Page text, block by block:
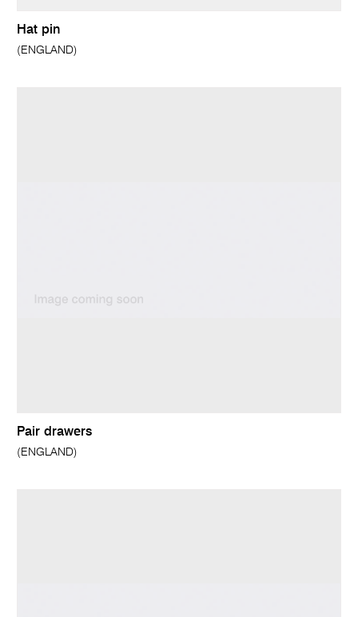
Hat pin
(ENGLAND)
Pair drawers
(ENGLAND)